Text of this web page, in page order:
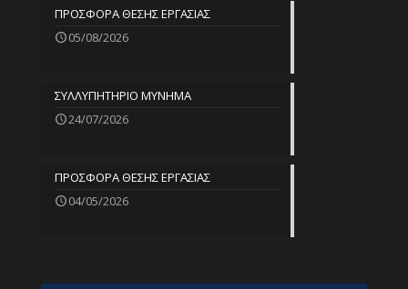
ΠΡΟΣΦΟΡΑ ΘΕΣΗΣ ΕΡΓΑΣΙΑΣ
05/08/2026
ΣΥΛΛΥΠΗΤΗΡΙΟ ΜΥΝΗΜΑ
24/07/2026
ΠΡΟΣΦΟΡΑ ΘΕΣΗΣ ΕΡΓΑΣΙΑΣ
04/05/2026